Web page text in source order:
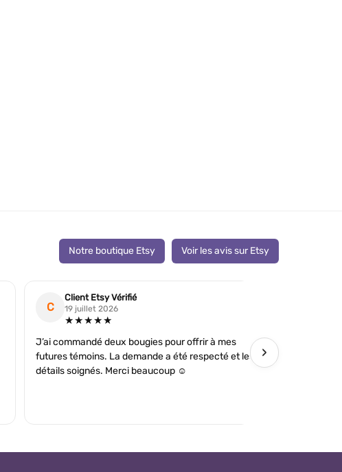
Notre boutique Etsy Voir les avis sur Etsy
C
Client Etsy Vérifié
19 juillet 2026
★★★★★
J’ai commandé deux bougies pour offrir à mes
futures témoins. La demande a été respecté et les
détails soignés. Merci beaucoup ☺️
›